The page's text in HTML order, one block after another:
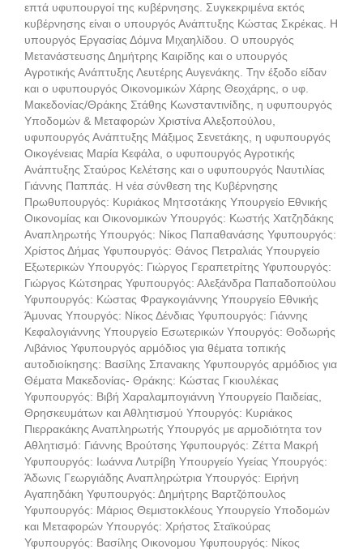
επτά υφυπουργοί της κυβέρνησης. Συγκεκριμένα εκτός
κυβέρνησης είναι ο υπουργός Ανάπτυξης Κώστας Σκρέκας. Η
υπουργός Εργασίας Δόμνα Μιχαηλίδου. Ο υπουργός
Μετανάστευσης Δημήτρης Καιρίδης και ο υπουργός
Αγροτικής Ανάπτυξης Λευτέρης Αυγενάκης. Την έξοδο είδαν
και ο υφυπουργός Οικονομικών Χάρης Θεοχάρης, ο υφ.
Μακεδονίας/Θράκης Στάθης Κωνσταντινίδης, η υφυπουργός
Υποδομών & Μεταφορών Χριστίνα Αλεξοπούλου,
υφυπουργός Ανάπτυξης Μάξιμος Σενετάκης, η υφυπουργός
Οικογένειας Μαρία Κεφάλα, ο υφυπουργός Αγροτικής
Ανάπτυξης Σταύρος Κελέτσης και ο υφυπουργός Ναυτιλίας
Γιάννης Παππάς. H νέα σύνθεση της Κυβέρνησης
Πρωθυπουργός: Κυριάκος Μητσοτάκης Υπουργείο Εθνικής
Οικονομίας και Οικονομικών Υπουργός: Κωστής Χατζηδάκης
Αναπληρωτής Υπουργός: Νίκος Παπαθανάσης Υφυπουργός:
Χρίστος Δήμας Υφυπουργός: Θάνος Πετραλιάς Υπουργείο
Εξωτερικών Υπουργός: Γιώργος Γεραπετρίτης Υφυπουργός:
Γιώργος Κώτσηρας Υφυπουργός: Αλεξάνδρα Παπαδοπούλου
Υφυπουργός: Κώστας Φραγκογιάννης Υπουργείο Εθνικής
Άμυνας Υπουργός: Νίκος Δένδιας Υφυπουργός: Γιάννης
Κεφαλογιάννης Υπουργείο Εσωτερικών Υπουργός: Θοδωρής
Λιβάνιος Υφυπουργός αρμόδιος για θέματα τοπικής
αυτοδιοίκησης: Βασίλης Σπανακης Υφυπουργός αρμόδιος για
Θέματα Μακεδονίας- Θράκης: Κώστας Γκιουλέκας
Υφυπουργός: Βιβή Χαραλαμπογιάννη Υπουργείο Παιδείας,
Θρησκευμάτων και Αθλητισμού Υπουργός: Κυριάκος
Πιερρακάκης Αναπληρωτής Υπουργός με αρμοδιότητα τον
Αθλητισμό: Γιάννης Βρούτσης Υφυπουργός: Ζέττα Μακρή
Υφυπουργός: Ιωάννα Λυτρίβη Υπουργείο Υγείας Υπουργός:
Άδωνις Γεωργιάδης Αναπληρώτρια Υπουργός: Ειρήνη
Αγαπηδάκη Υφυπουργός: Δημήτρης Βαρτζόπουλος
Υφυπουργός: Μάριος Θεμιστοκλέους Υπουργείο Υποδομών
και Μεταφορών Υπουργός: Χρήστος Σταϊκούρας
Υφυπουργός: Βασίλης Οικονομου Υφυπουργός: Νίκος